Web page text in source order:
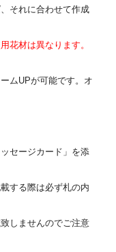
それに合わせて作成
花材は異なります。
ムUPが可能です。オ
セージカード」を添
する際は必ず札の内
しませんのでご注意